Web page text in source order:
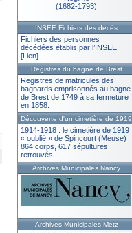
(1682-1793)
INSEE Fichiers des décès
Fichiers des personnes
décédées établis par l’INSEE
[Lien]
Registres du bagne de Brest
Registres de matricules des
bagnards emprisonnés au bagne
de Brest de 1749 à sa fermeture
en 1858.
Découverte d'un cimetière de 1919
1914-1918 : le cimetière de 1919
« oublié » de Spincourt (Meuse)
864 corps, 617 sépultures
retrouvés !
Archives Municipales Nancy
Archives Municipales Metz